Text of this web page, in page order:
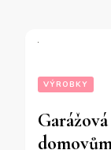
VÝROBKY